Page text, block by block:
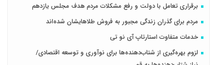
برقراری تعامل با دولت و رفع مشکلات مردم هدف مجلس‌ یازدهم
مردم برای گذران زندگی مجبور به فروش طلاهایشان شده‌اند
خدمات متفاوت استارتاپ آی نو تی
لزوم بهره‌گیری از شتاب‌دهنده‌ها برای نوآوری و توسعه اقتصادی/